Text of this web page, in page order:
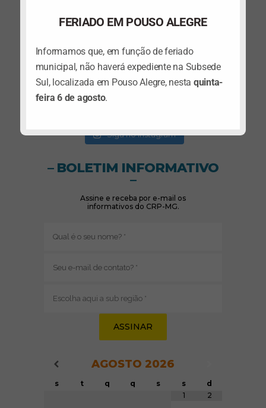
Siga no Instagram(abre em nova janela)
– BOLETIM INFORMATIVO
–
Assine e receba por e-mail os
informativos do CRP-MG.
mail
região
Navegação do Calendário
AGOSTO 2026
s t q q s s
d
1
2
FERIADO EM POUSO ALEGRE
Informamos que, em função de feriado
municipal, não haverá expediente na Subsede
Sul, localizada em Pouso Alegre, nesta quinta-
feira 6 de agosto.